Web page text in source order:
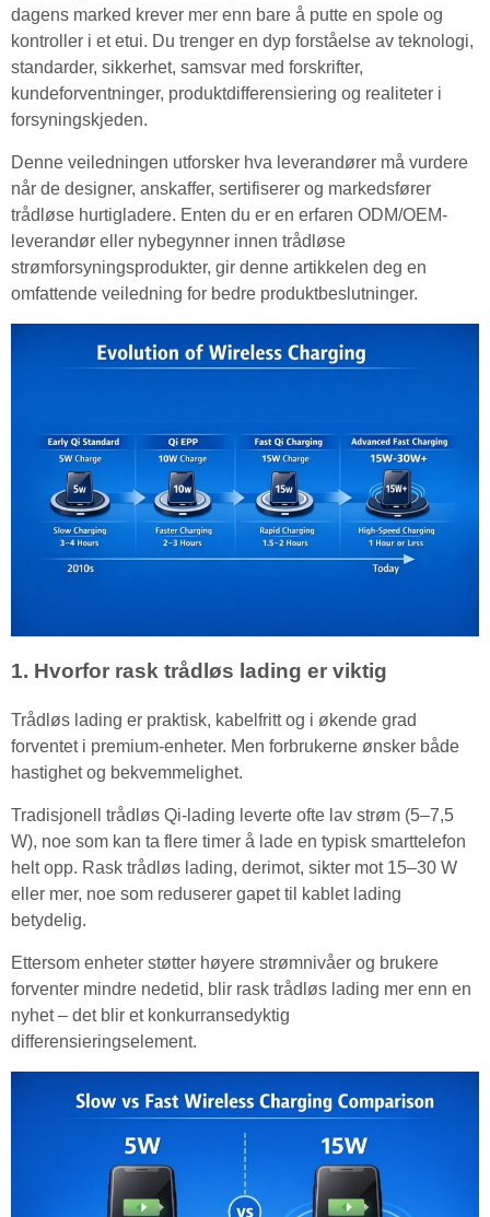
dagens marked krever mer enn bare å putte en spole og
kontroller i et etui. Du trenger en dyp forståelse av teknologi,
standarder, sikkerhet, samsvar med forskrifter,
kundeforventninger, produktdifferensiering og realiteter i
forsyningskjeden.
Denne veiledningen utforsker hva leverandører må vurdere
når de designer, anskaffer, sertifiserer og markedsfører
trådløse hurtigladere. Enten du er en erfaren ODM/OEM-
leverandør eller nybegynner innen trådløse
strømforsyningsprodukter, gir denne artikkelen deg en
omfattende veiledning for bedre produktbeslutninger.
1. Hvorfor rask trådløs lading er viktig
Trådløs lading er praktisk, kabelfritt og i økende grad
forventet i premium-enheter. Men forbrukerne ønsker både
hastighet og bekvemmelighet.
Tradisjonell trådløs Qi-lading leverte ofte lav strøm (5–7,5
W), noe som kan ta flere timer å lade en typisk smarttelefon
helt opp. Rask trådløs lading, derimot, sikter mot 15–30 W
eller mer, noe som reduserer gapet til kablet lading
betydelig.
Ettersom enheter støtter høyere strømnivåer og brukere
forventer mindre nedetid, blir rask trådløs lading mer enn en
nyhet – det blir et konkurransedyktig
differensieringselement.